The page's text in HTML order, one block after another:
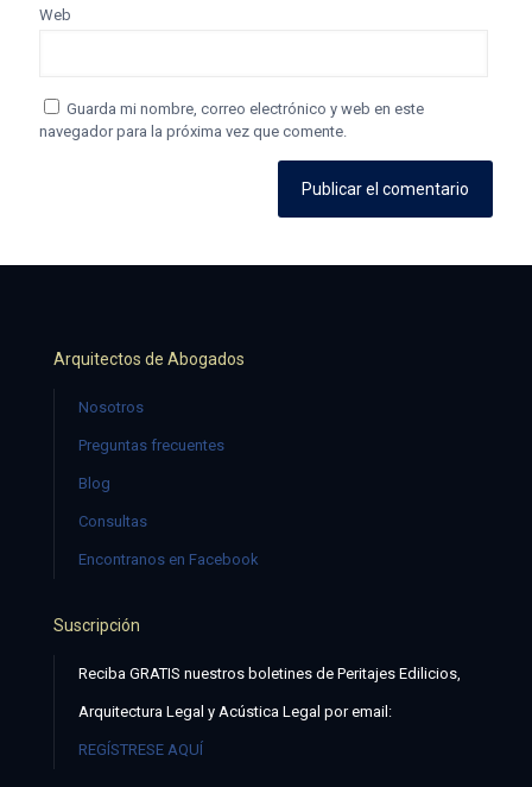
Web
Guarda mi nombre, correo electrónico y web en este
navegador para la próxima vez que comente.
Arquitectos de Abogados
Nosotros
Preguntas frecuentes
Blog
Consultas
Encontranos en Facebook
Suscripción
Reciba GRATIS nuestros boletines de Peritajes Edilicios,
Arquitectura Legal y Acústica Legal por email:
REGÍSTRESE AQUÍ